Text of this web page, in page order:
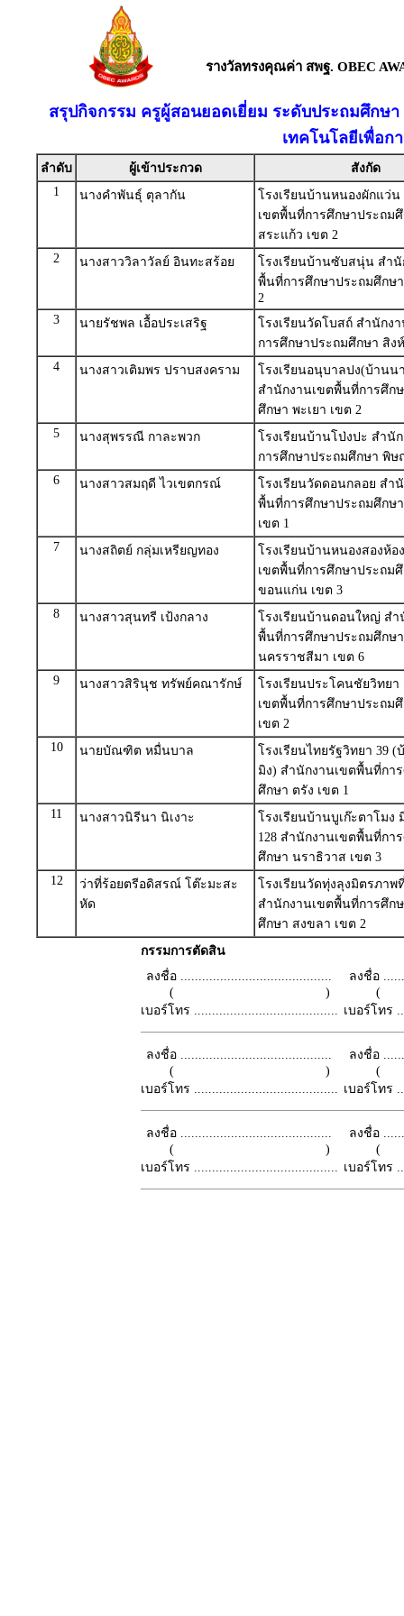
รางวัลทรงคุณค่า สพฐ. OBEC
สรุปกิจกรรม ครูผู้สอนยอดเยี่ยม ระดับประถมศึกษ
เทคโนโลยีเพื่อก
ลำดับ ผู้เข้าประกวด
สังกัด
1
นางคำพันธ์ุ ตุลากัน
โรงเรียนบ้านหนองผักแว่
เขตพื้นที่การศึกษาประถม
สระแก้ว เขต 2
2
นางสาววิลาวัลย์ อินทะสร้อย
โรงเรียนบ้านซับสนุ่น สำนั
พื้นที่การศึกษาประถมศึกษ
2
3
นายรัชพล เอื้อประเสริฐ
โรงเรียนวัดโบสถ์ สำนักง
การศึกษาประถมศึกษา สิง
4
นางสาวเติมพร ปราบสงคราม
โรงเรียนอนุบาลปง(บ้านน
สำนักงานเขตพื้นที่การศึก
ศึกษา พะเยา เขต 2
5
นางสุพรรณี กาละพวก
โรงเรียนบ้านโป่งปะ สำนั
การศึกษาประถมศึกษา พิษ
6
นางสาวสมฤดี ไวเขตกรณ์
โรงเรียนวัดดอนกลอย สำ
พื้นที่การศึกษาประถมศึกษ
เขต 1
7
นางสถิตย์ กลุ่มเหรียญทอง
โรงเรียนบ้านหนองสองห้อ
เขตพื้นที่การศึกษาประถม
ขอนแก่น เขต 3
8
นางสาวสุนทรี เป้งกลาง
โรงเรียนบ้านดอนใหญ่ สำ
พื้นที่การศึกษาประถมศึกษา
นครราชสีมา เขต 6
9
นางสาวสิรินุช ทรัพย์คณารักษ์
โรงเรียนประโคนชัยวิทย
เขตพื้นที่การศึกษาประถม
เขต 2
10
นายบัณฑิต หมื่นบาล
โรงเรียนไทยรัฐวิทยา 39
มิง) สำนักงานเขตพื้นที่กา
ศึกษา ตรัง เขต 1
11
นางสาวนิรีนา นิเงาะ
โรงเรียนบ้านบูเก๊ะตาโมง
128 สำนักงานเขตพื้นที่กา
ศึกษา นราธิวาส เขต 3
12
ว่าที่ร้อยตรีอดิสรณ์ โต๊ะมะสะ
หัด
โรงเรียนวัดทุ่งลุงมิตรภาพ
สำนักงานเขตพื้นที่การศึก
ศึกษา สงขลา เขต 2
กรรมการตัดสิน
ลงชื่อ ..........................................
( )
เบอร์โทร ........................................
ลงชื่อ
เบอร์โทร
ลงชื่อ ..........................................
( )
เบอร์โทร ........................................
ลงชื่อ
เบอร์โทร
ลงชื่อ ..........................................
( )
เบอร์โทร ........................................
ลงชื่อ
เบอร์โทร